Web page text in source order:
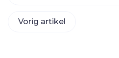
Vorig artikel